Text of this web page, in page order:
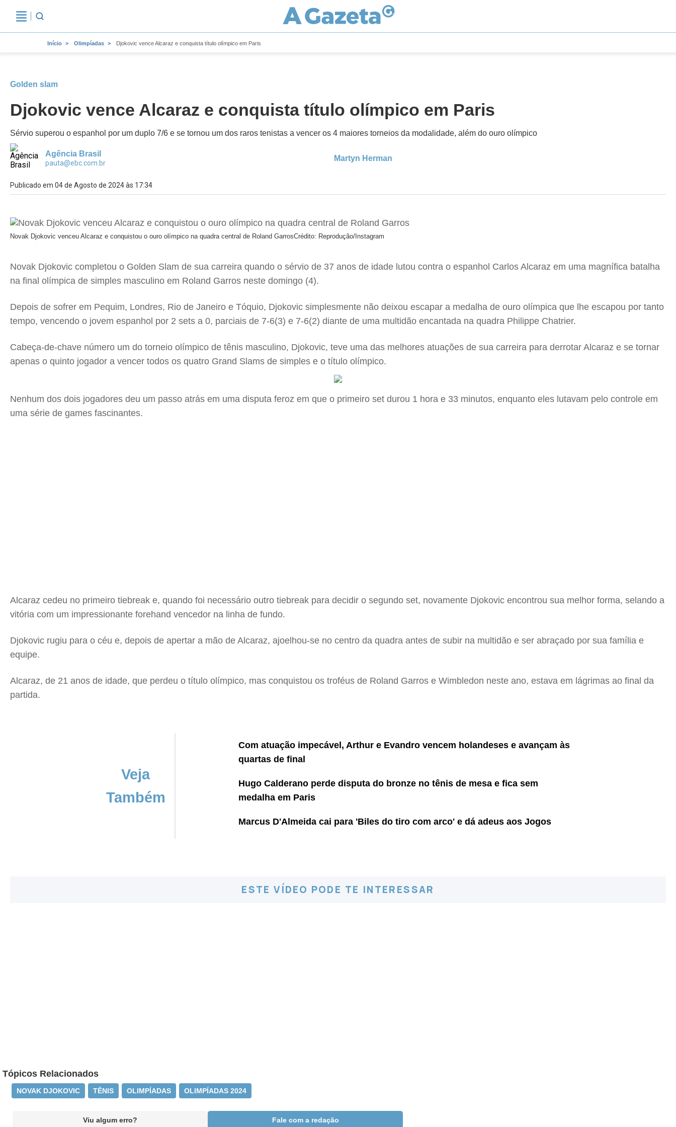
Início Olimpíadas Djokovic vence Alcaraz e conquista título olímpico em Paris
Golden slam
Djokovic vence Alcaraz e conquista título olímpico em Paris
Sérvio superou o espanhol por um duplo 7/6 e se tornou um dos raros tenistas a vencer os 4 maiores torneios da modalidade, além do ouro olímpico
Agência Brasil
pauta@ebc.com.br
Martyn Herman
Publicado em 04 de Agosto de 2024 às 17:34
Novak Djokovic venceu Alcaraz e conquistou o ouro olímpico na quadra central de Roland GarrosCrédito: Reprodução/Instagram
Novak Djokovic completou o Golden Slam de sua carreira quando o sérvio de 37 anos de idade lutou contra o espanhol Carlos Alcaraz em uma magnífica batalha
na final olímpica de simples masculino em Roland Garros neste domingo (4).
Depois de sofrer em Pequim, Londres, Rio de Janeiro e Tóquio, Djokovic simplesmente não deixou escapar a medalha de ouro olímpica que lhe escapou por tanto
tempo, vencendo o jovem espanhol por 2 sets a 0, parciais de 7-6(3) e 7-6(2) diante de uma multidão encantada na quadra Philippe Chatrier.
Cabeça-de-chave número um do torneio olímpico de tênis masculino, Djokovic, teve uma das melhores atuações de sua carreira para derrotar Alcaraz e se tornar
apenas o quinto jogador a vencer todos os quatro Grand Slams de simples e o título olímpico.
Nenhum dos dois jogadores deu um passo atrás em uma disputa feroz em que o primeiro set durou 1 hora e 33 minutos, enquanto eles lutavam pelo controle em
uma série de games fascinantes.
Alcaraz cedeu no primeiro tiebreak e, quando foi necessário outro tiebreak para decidir o segundo set, novamente Djokovic encontrou sua melhor forma, selando a
vitória com um impressionante forehand vencedor na linha de fundo.
Djokovic rugiu para o céu e, depois de apertar a mão de Alcaraz, ajoelhou-se no centro da quadra antes de subir na multidão e ser abraçado por sua família e
equipe.
Alcaraz, de 21 anos de idade, que perdeu o título olímpico, mas conquistou os troféus de Roland Garros e Wimbledon neste ano, estava em lágrimas ao final da
partida.
Veja
Também
Com atuação impecável, Arthur e Evandro vencem holandeses e avançam às
quartas de final
Hugo Calderano perde disputa do bronze no tênis de mesa e fica sem
medalha em Paris
Marcus D'Almeida cai para 'Biles do tiro com arco' e dá adeus aos Jogos
ESTE VÍDEO PODE TE INTERESSAR
Tópicos Relacionados
NOVAK DJOKOVIC TÊNIS OLIMPÍADAS OLIMPÍADAS 2024
Viu algum erro? Fale com a redação